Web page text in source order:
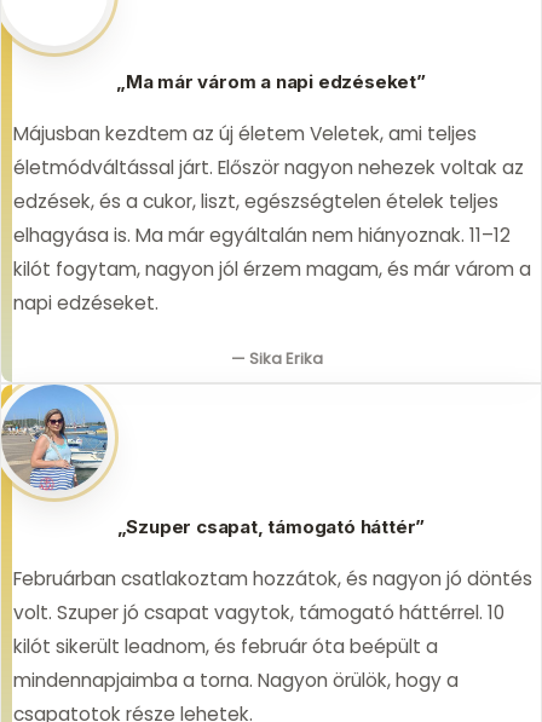
„Ma már várom a napi edzéseket”
Májusban kezdtem az új életem Veletek, ami teljes
életmódváltással járt. Először nagyon nehezek voltak az
edzések, és a cukor, liszt, egészségtelen ételek teljes
elhagyása is. Ma már egyáltalán nem hiányoznak. 11–12
kilót fogytam, nagyon jól érzem magam, és már várom a
napi edzéseket.
— Sika Erika
„Szuper csapat, támogató háttér”
Februárban csatlakoztam hozzátok, és nagyon jó döntés
volt. Szuper jó csapat vagytok, támogató háttérrel. 10
kilót sikerült leadnom, és február óta beépült a
mindennapjaimba a torna. Nagyon örülök, hogy a
csapatotok része lehetek.